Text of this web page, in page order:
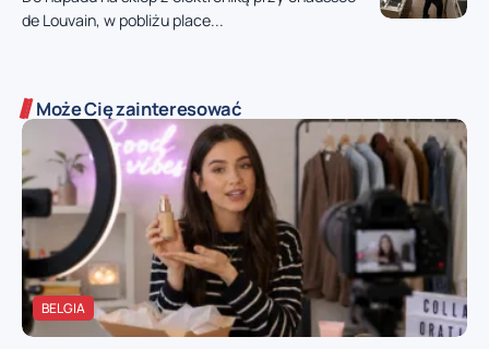
de Louvain, w pobliżu place...
Może Cię zainteresować
BELGIA